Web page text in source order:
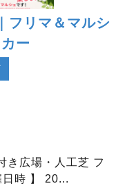
フリマ＆マルシ
ー
広場・人工芝 フ
日時 】 20...